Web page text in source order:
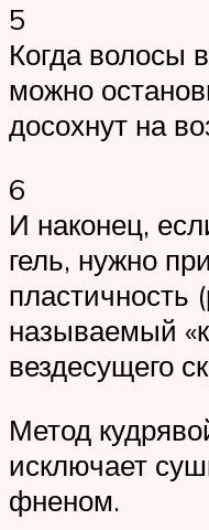
5
Когда волосы
можно
досохнут на
6
И наконец,
гель, нужно
пластичность
называемый
вездесущего
Метод
исключает
фненом.